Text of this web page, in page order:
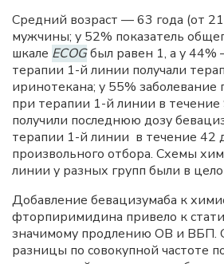
Средний возраст — 63 года (от
мужчины; у 52% показатель
шкале ECOGбыл равен 1, а у 44%
терапии 1-й линии получали
иринотекана; у 55% заболевание
при терапии 1-й линии в течение
получили последнюю дозу
терапии 1-й линии в течение 42
произвольного отбора. Схемы
линии у разных групп были в
Добавление бевацизумаба к
фторпиримидина привело к
значимому продлению ОВ и ВБП.
разницы по совокупной частоте